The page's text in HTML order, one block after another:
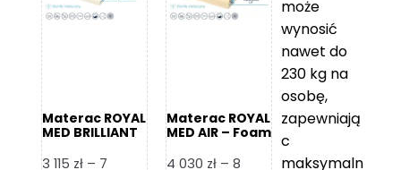
Materac ROYAL
MED BRILLIANT
3 115 zł – 7
Materac ROYAL
MED AIR – Foam
4 030 zł – 8
może
wynosić
nawet do
230 kg na
osobę,
zapewniają
c
maksymaln